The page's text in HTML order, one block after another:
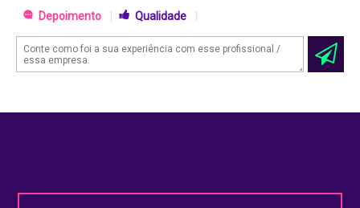
Depoimento Qualidade